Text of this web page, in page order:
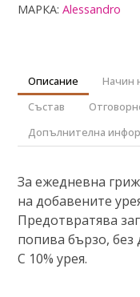
МАРКА:Alessandro
Описание Начин
Състав
Допълнителна
За ежедневна
на добавените
Предотвратява
попива бързо, без
С 10% урея.